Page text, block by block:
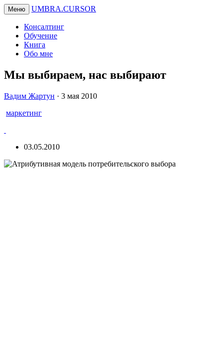
Меню UMBRA.CURSOR
Консалтинг
Обучение
Книга
Обо мне
Мы выбираем, нас выбирают
Вадим
Вадим Жартун · 3 мая 2010
маркетинг
03.05.2010